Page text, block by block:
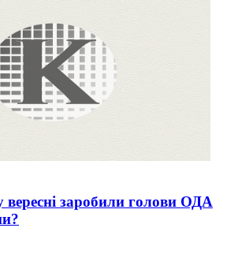
вересні заробили голови ОДА